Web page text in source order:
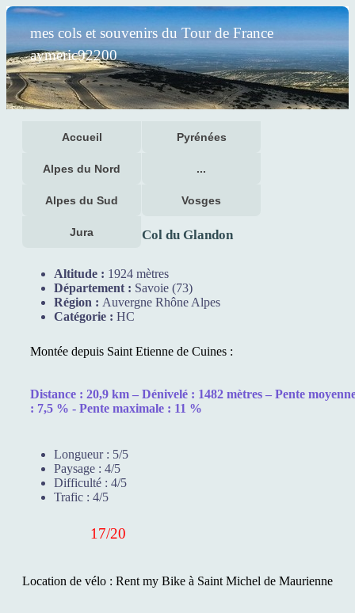
mes cols et souvenirs du Tour de France
aymeric92200
Accueil Pyrénées
Alpes du Nord ...
Alpes du Sud Vosges
Jura Col du Glandon
Altitude : 1924 mètres
Département : Savoie (73)
Région : Auvergne Rhône Alpes
Catégorie : HC
Montée depuis Saint Etienne de Cuines :
Distance : 20,9 km – Dénivelé : 1482 mètres – Pente
: 7,5 % - Pente maximale : 11 %
Longueur : 5/5
Paysage : 4/5
Difficulté : 4/5
Trafic : 4/5
17/20
Location de vélo : Rent my Bike à Saint Michel de Maurienne